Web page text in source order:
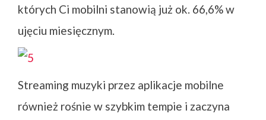
których Ci mobilni stanowią już ok. 66,6% w
ujęciu miesięcznym.
Streaming muzyki przez aplikacje mobilne
również rośnie w szybkim tempie i zaczyna